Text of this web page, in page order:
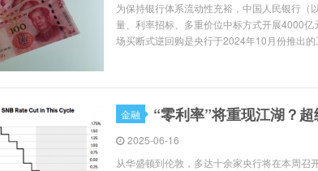
为保持银行体系流动性充裕，中国人民银行（
量、利率招标、多重价位中标方式开展4000
场买断式逆回购是央行于2024年10月份推出的
金融 “零利率”将重现江湖？
2025-06-16
从华盛顿到伦敦，多达十余家央行将在本周